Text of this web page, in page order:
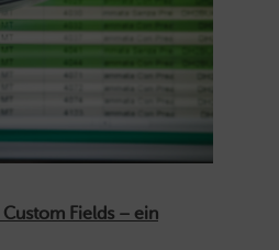
Fields – ein